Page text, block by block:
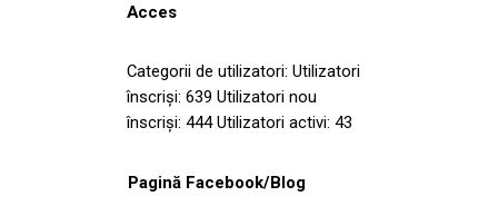
Acces
Categorii de utilizatori: Utilizatori
înscriși: 639 Utilizatori nou
înscriși: 444 Utilizatori activi: 43
Pagină Facebook/Blog